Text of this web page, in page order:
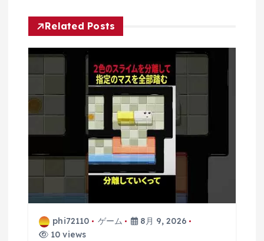
ンRelated Posts
phi72110 ゲーム
8月 9, 2026
10 views